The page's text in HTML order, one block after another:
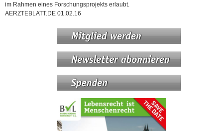
im Rahmen eines Forschungsprojekts erlaubt.
AERZTEBLATT.DE 01.02.16